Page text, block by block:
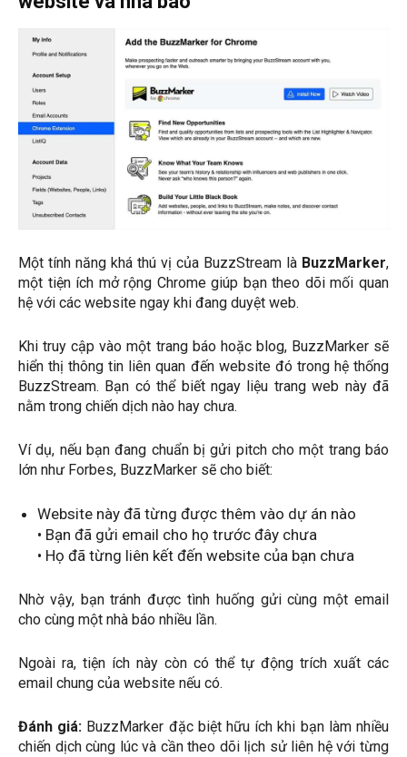
Một tính năng khá thú vị của BuzzStream là BuzzMarker,
một tiện ích mở rộng Chrome giúp bạn theo dõi mối quan
hệ với các website ngay khi đang duyệt web.
Khi truy cập vào một trang báo hoặc blog, BuzzMarker sẽ
hiển thị thông tin liên quan đến website đó trong hệ thống
BuzzStream. Bạn có thể biết ngay liệu trang web này đã
nằm trong chiến dịch nào hay chưa.
Ví dụ, nếu bạn đang chuẩn bị gửi pitch cho một trang báo
lớn như Forbes, BuzzMarker sẽ cho biết:
Website này đã từng được thêm vào dự án nào
• Bạn đã gửi email cho họ trước đây chưa
• Họ đã từng liên kết đến website của bạn chưa
Nhờ vậy, bạn tránh được tình huống gửi cùng một email
cho cùng một nhà báo nhiều lần.
Ngoài ra, tiện ích này còn có thể tự động trích xuất các
email chung của website nếu có.
Đánh giá: BuzzMarker đặc biệt hữu ích khi bạn làm nhiều
chiến dịch cùng lúc và cần theo dõi lịch sử liên hệ với từng